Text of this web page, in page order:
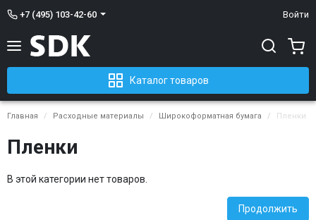
+7 (495) 103-42-60 Войти
Каталог товаров
Главная Расходные материалы Широкоформатная бумага Пленки
Пленки
В этой категории нет товаров.
Продолжить